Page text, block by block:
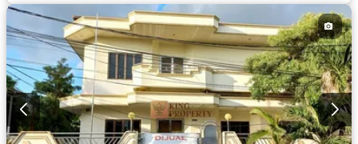
Rumah jaga
Garasi Teras
Halaman
Berperabot lengkap